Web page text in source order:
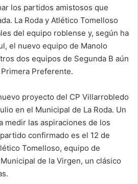
los partidos amistosos que
La Roda y Atlético Tomelloso
del equipo roblense y, según ha
el nuevo equipo de Manolo
dos equipos de Segunda B aún
Preferente.
proyecto del CP Villarrobledo
en el Municipal de La Roda. Un
medir las aspiraciones de los
confirmado es el 12 de
Tomelloso, equipo de
de la Virgen, un clásico